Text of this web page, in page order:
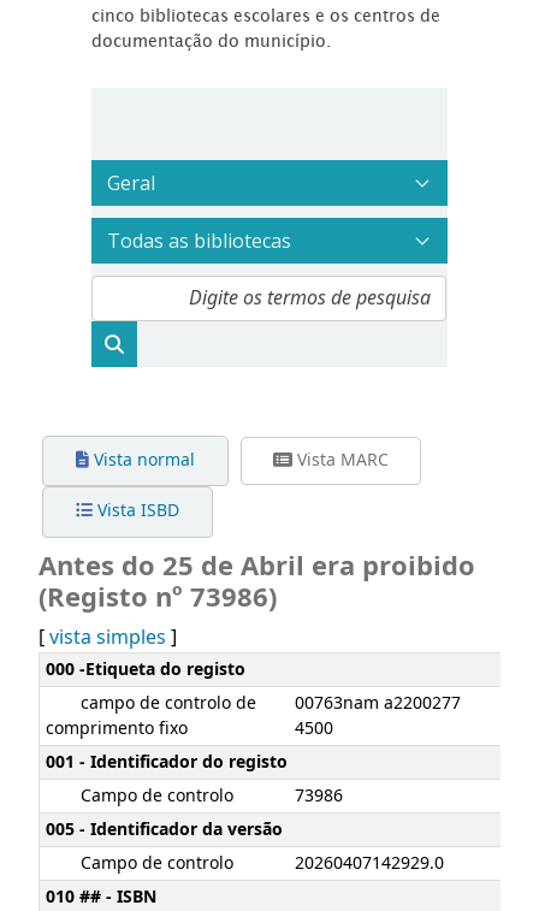
cinco bibliotecas escolares e os centros de
documentação do município.
Vista normal Vista MARC
Vista ISBD
Antes do 25 de Abril era proibido
(Registo nº 73986)
[vista simples ]
Detalhes MARC
000 -Etiqueta do registo
campo de controlo de
comprimento fixo
00763nam a2200277
4500
001 - Identificador do registo
Campo de controlo
73986
005 - Identificador da versão
Campo de controlo
20260407142929.0
010 ## - ISBN